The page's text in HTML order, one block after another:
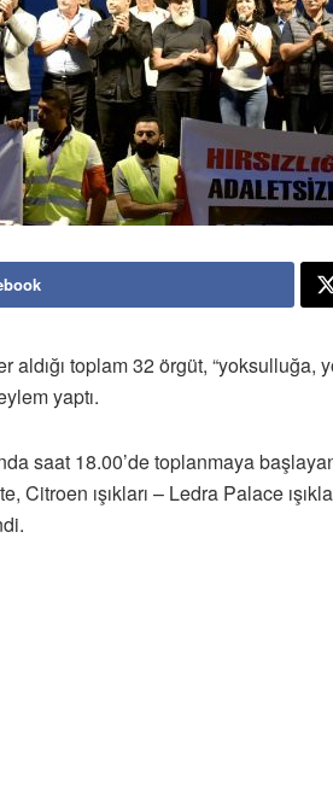
aldığı toplam 32 örgüt,
yaptı.
saat 18.00’de toplanmaya
ışıkları – Ledra Palace